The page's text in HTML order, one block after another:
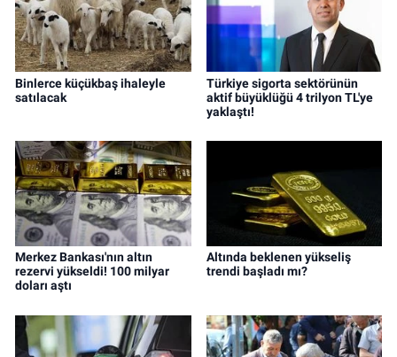
Binlerce küçükbaş ihaleyle
satılacak
Türkiye sigorta sektörünün
aktif büyüklüğü 4 trilyon TL'ye
yaklaştı!
Merkez Bankası'nın altın
rezervi yükseldi! 100 milyar
doları aştı
Altında beklenen yükseliş
trendi başladı mı?